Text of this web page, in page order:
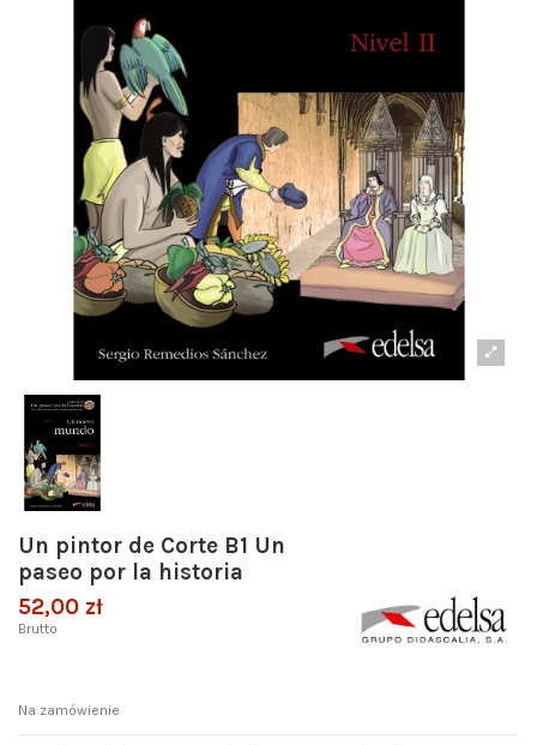
Un pintor de Corte B1 Un
paseo por la historia
52,00 zł
Brutto
Na zamówienie